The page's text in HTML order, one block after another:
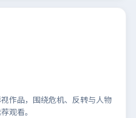
作品，围绕危机、反转与人物
观看。